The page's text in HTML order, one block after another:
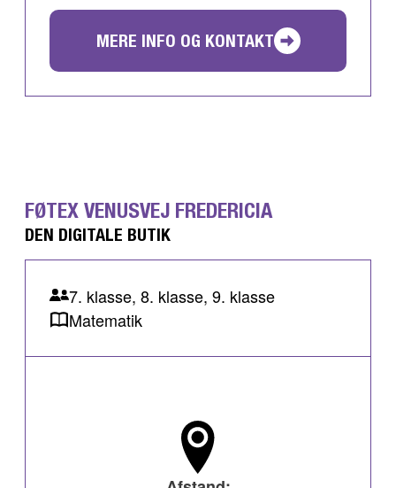
MERE INFO OG KONTAKT
FØTEX VENUSVEJ FREDERICIA
DEN DIGITALE BUTIK
7. klasse, 8. klasse, 9. klasse
Matematik